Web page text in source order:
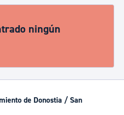
ningún
de Donostia / San